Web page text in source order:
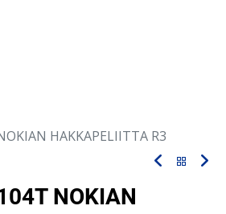
HAKKAPELIITTA R3
NOKIAN